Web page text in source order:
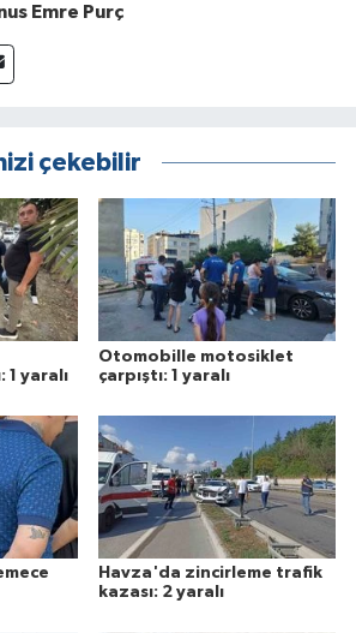
Emre Purç
çekebilir
1 yaralı
Otomobille motosiklet
çarpıştı: 1 yaralı
Havza'da zincirleme trafik
kazası: 2 yaralı